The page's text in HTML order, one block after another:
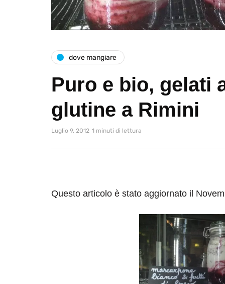
dove mangiare
Puro e bio, gelati
glutine a Rimini
Luglio 9, 2012 1 minuti di lettura
Questo articolo è stato aggiornato il